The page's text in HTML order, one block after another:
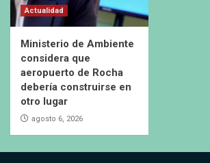
Actualidad
Ministerio de Ambiente
considera que
aeropuerto de Rocha
debería construirse en
otro lugar
agosto 6, 2026